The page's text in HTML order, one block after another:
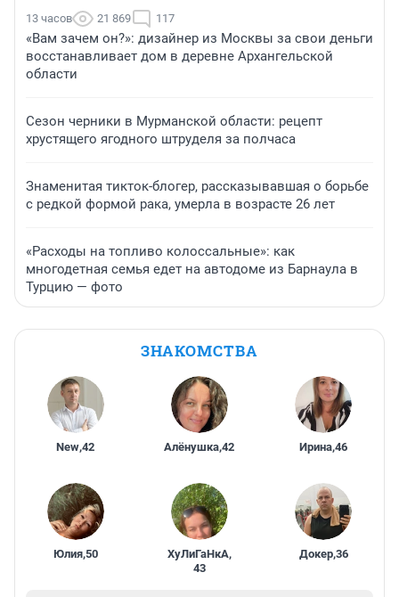
13 часов 21 869 117
«Вам зачем он?»: дизайнер из Москвы за свои деньги
восстанавливает дом в деревне Архангельской
области
Сезон черники в Мурманской области: рецепт
хрустящего ягодного штруделя за полчаса
Знаменитая тикток-блогер, рассказывавшая о борьбе
с редкой формой рака, умерла в возрасте 26 лет
«Расходы на топливо колоссальные»: как
многодетная семья едет на автодоме из Барнаула в
Турцию — фото
ЗНАКОМСТВА
New,42 Алёнушка,42 Ирина,46
Юлия,50 ХуЛиГаНкА,
43
Докер,36